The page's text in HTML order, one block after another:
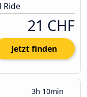
Ride
21 CHF
Jetzt finden
3h 10min